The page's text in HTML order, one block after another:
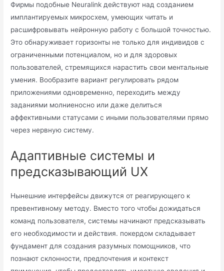
Фирмы подобные Neuralink действуют над созданием
имплантируемых микросхем, умеющих читать и
расшифровывать нейронную работу с большой точностью.
Это обнаруживает горизонты не только для индивидов с
ограниченными потенциалом, но и для здоровых
пользователей, стремящихся нарастить свои ментальные
умения. Вообразите вариант регулировать рядом
приложениями одновременно, переходить между
заданиями молниеносно или даже делиться
аффективными статусами с иными пользователями прямо
через нервную систему.
Адаптивные системы и
предсказывающий UX
Нынешние интерфейсы движутся от реагирующего к
превентивному методу. Вместо того чтобы дожидаться
команд пользователя, системы начинают предсказывать
его необходимости и действия. покердом складывает
фундамент для создания разумных помощников, что
познают склонности, предпочтения и контекст